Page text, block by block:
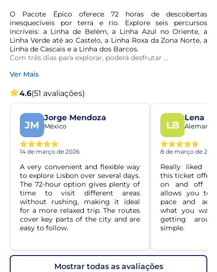
O Pacote Épico oferece 72 horas de descobertas
inesquecíveis por terra e rio. Explore seis percursos
incríveis: a Linha de Belém, a Linha Azul no Oriente, a
Linha Verde até ao Castelo, a Linha Roxa da Zona Norte, a
Linha de Cascais e a Linha dos Barcos.
Com três dias para explorar, poderá desfrutar ...
Ver Mais
4.6(51 avaliações)
JM
Jorge Mendoza
México
14 de março de 2026
A very convenient and flexible way
to explore Lisbon over several days.
The 72-hour option gives plenty of
time to visit different areas
without rushing, making it ideal
for a more relaxed trip. The routes
cover key parts of the city and are
easy to follow.
LB
Lena
8 de março de
Really liked
this ticket
on and off
allows you to
pace and
what you
getting
simple.
mostrar todas as avaliações